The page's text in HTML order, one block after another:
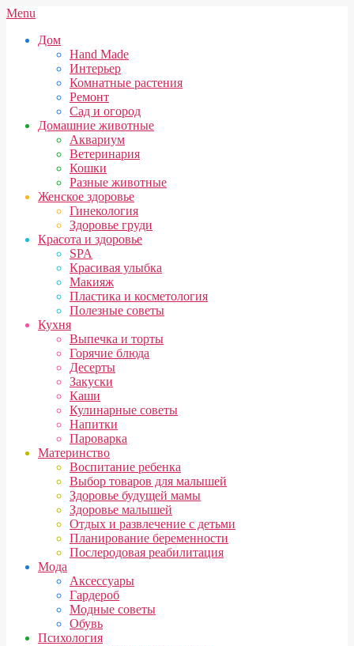
Skip
content
Secondary
Menu
Menu
Дом
Hand Made
Интерьер
Комнатные растения
Ремонт
Сад и огород
Домашние животные
Аквариум
Ветеринария
Кошки
Разные животные
Женское здоровье
Гинекология
Здоровье груди
Красота и здоровье
SPA
Красивая улыбка
Макияж
Пластика и косметология
Полезные советы
Кухня
Выпечка и торты
Горячие блюда
Десерты
Закуски
Каши
Кулинарные советы
Напитки
Пароварка
Материнство
Воспитание ребенка
Выбор товаров для малышей
Здоровье будущей мамы
Здоровье малышей
Отдых и развлечение с детьми
Планирование беременности
Послеродовая реабилитация
Мода
Аксессуары
Гардероб
Модные советы
Обувь
Психология